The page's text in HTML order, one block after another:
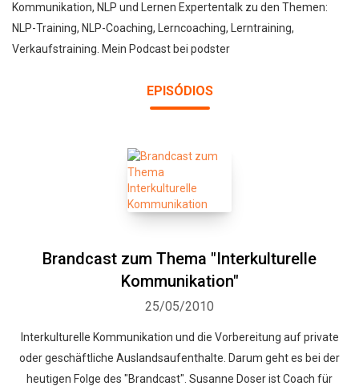
Kommunikation, NLP und Lernen Expertentalk zu den Themen:
NLP-Training, NLP-Coaching, Lerncoaching, Lerntraining,
Verkaufstraining. Mein Podcast bei podster
EPISÓDIOS
Brandcast zum Thema "Interkulturelle
Kommunikation"
25/05/2010
Interkulturelle Kommunikation und die Vorbereitung auf private
oder geschäftliche Auslandsaufenthalte. Darum geht es bei der
heutigen Folge des "Brandcast". Susanne Doser ist Coach für